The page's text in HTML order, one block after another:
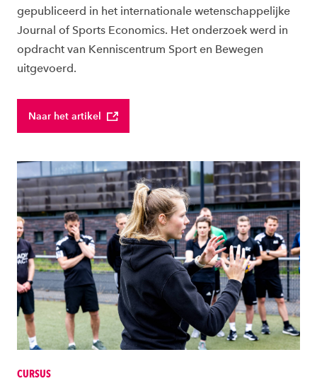
gepubliceerd in het internationale wetenschappelijke
Journal of Sports Economics. Het onderzoek werd in
opdracht van Kenniscentrum Sport en Bewegen
uitgevoerd.
Naar het artikel
CURSUS